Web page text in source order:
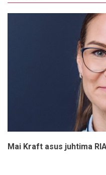
Mai Kraft asus juhtima